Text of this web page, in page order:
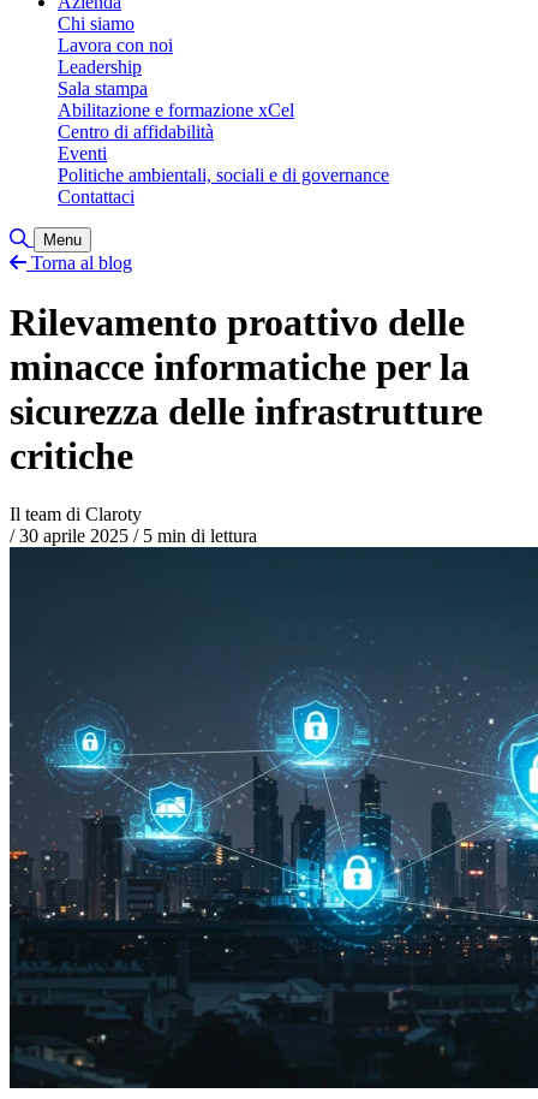
Chi siamo
Lavora con noi
Leadership
Sala stampa
Abilitazione e formazione xCel
Centro di affidabilità
Eventi
Politiche ambientali, sociali e di governance
Contattaci
Attiva/disattiva ricerca
Menu
Torna al blog
Rilevamento proattivo delle
minacce informatiche per la
sicurezza delle infrastrutture
critiche
Il team di Claroty
/ 30 aprile 2025 /5 min di lettura